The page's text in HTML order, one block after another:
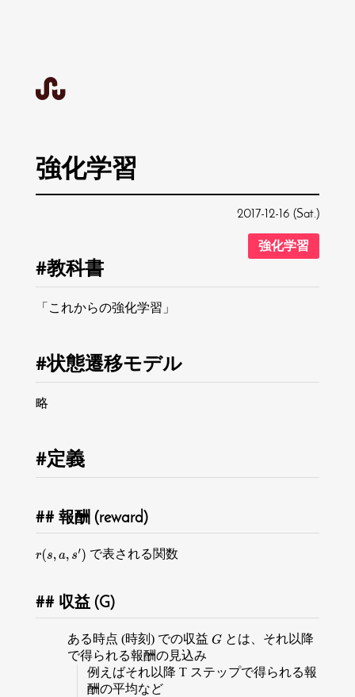
強化学習
2017-12-16 (Sat.)
強化学習
教科書
「これからの強化学習」
状態遷移モデル
略
定義
報酬 (reward)
r(s,a,s′) で表される関数
収益 (G)
ある時点 (時刻) での収益 Gとは、それ以降
で得られる報酬の見込み
例えばそれ以降 T ステップで得られる報
酬の平均など